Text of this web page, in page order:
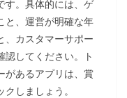
す。具体的には、ゲ
と、運営が明確な年
、カスタマーサポー
認してください。ト
があるアプリは、賞
しましょう。